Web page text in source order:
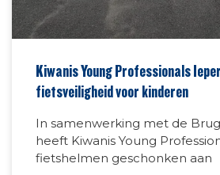
Kiwanis Young Professionals
fietsveiligheid voor kinderen
In samenwerking met de
heeft Kiwanis Young
fietshelmen geschonken aan